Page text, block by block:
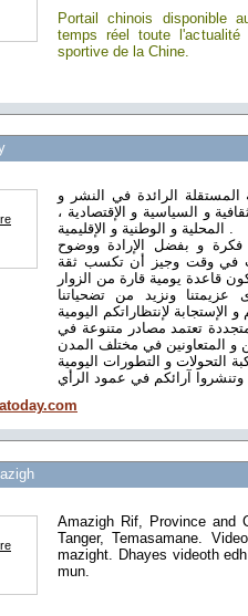
Portail chinois disponible
temps réel toute l'actualité
sportive de la Chine.
المستقلة الرائدة في النشر و
و السياسية و الإقتصادية ،
المحلية و الوطنية و الإقليمية .
فكرة و بفضل الإرادة ووضوح
في وقت وجيز أن تكسب ثقة
عزيمتنا ونزيد من تضحياتنا
تعتمد مصادر متنوعة في
و المتعاونين في مختلف المدن
وتنشروا آرائكم في عمود الرأي
Amazigh Rif, Province and
Tanger, Temasamane.
mazight. Dhayes videoth
mun.